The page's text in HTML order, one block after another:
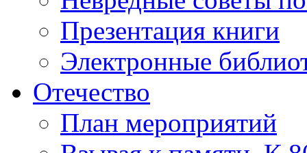
Презентация книги
Электронные
Отечество
План мероприятий